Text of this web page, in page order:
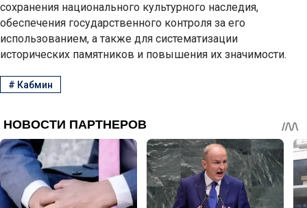
сохранения национального культурного наследия,
обеспечения государственного контроля за его
использованием, а также для систематизации
исторических памятников и повышения их значимости.
# Кабмин